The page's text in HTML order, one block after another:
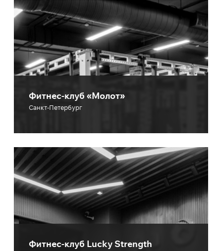
Фитнес-клуб «Молот»
Санкт-Петербург
Фитнес-клуб Lucky Strength